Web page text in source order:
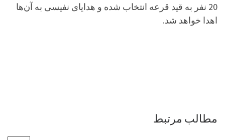
20 نفر به قید قرعه انتخاب شده و هدایای نفیسی به آن‌ها
اهدا خواهد شد.
مطالب مرتبط